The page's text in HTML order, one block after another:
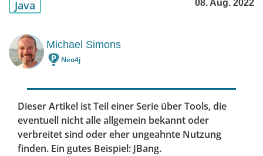
Java 08. Aug. 2022
Michael Simons
Neo4j
Dieser Artikel ist Teil einer Serie über Tools, die
eventuell nicht alle allgemein bekannt oder
verbreitet sind oder eher ungeahnte Nutzung
finden. Ein gutes Beispiel: JBang.